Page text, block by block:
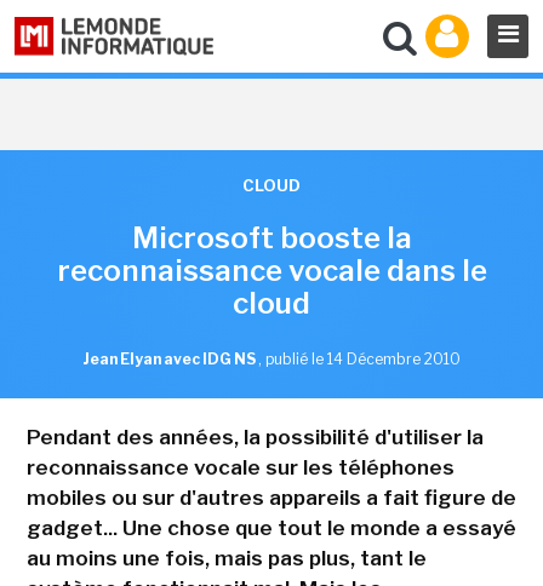
CLOUD
Microsoft booste la
reconnaissance vocale dans le
cloud
Jean Elyan avec IDG NS , publié le 14 Décembre 2010
Pendant des années, la possibilité d'utiliser la
reconnaissance vocale sur les téléphones
mobiles ou sur d'autres appareils a fait figure de
gadget... Une chose que tout le monde a essayé
au moins une fois, mais pas plus, tant le